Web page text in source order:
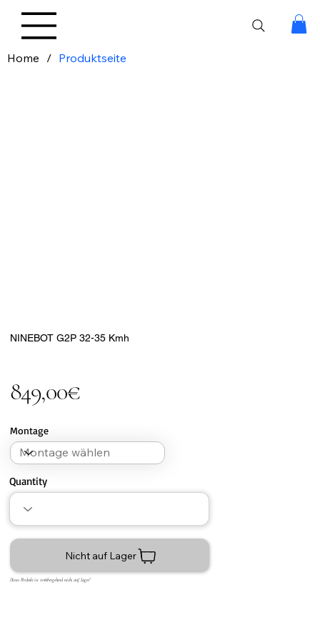
Home / Produktseite
NINEBOT G2P 32-35 Kmh
849,00€
Montage
Quantity
Nicht auf Lager
Dieses Produkt ist vorübergehend nicht auf Lager!